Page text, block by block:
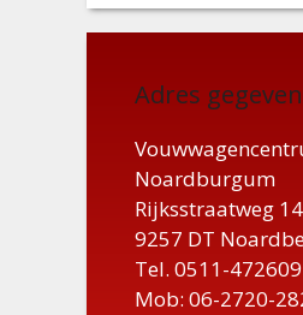
Adres
Noardburgum
Rijksstraatweg
9257 DT
Tel. 0511-472609
Mob: 06-2720-